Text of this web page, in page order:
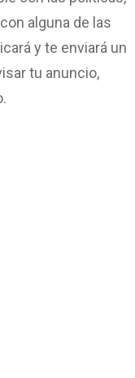
alguna de las
y te enviará un
tu anuncio,